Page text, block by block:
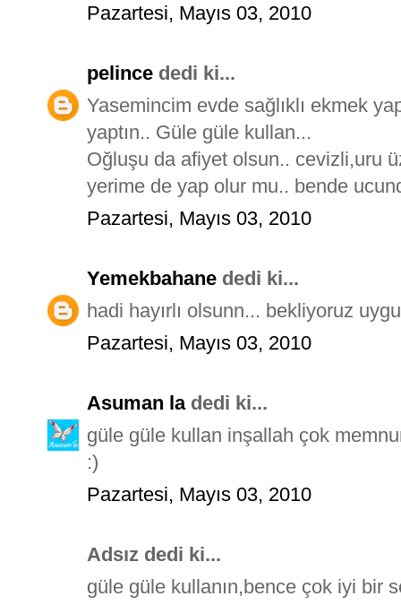
Pazartesi, Mayıs 03, 2010
pelince dedi ki...
Yasemincim evde sağlıklı ekmek
yaptın.. Güle güle kullan...
Oğluşu da afiyet olsun.. cevizli,uru
yerime de yap olur mu.. bende
Pazartesi, Mayıs 03, 2010
Yemekbahane dedi ki...
hadi hayırlı olsunn... bekliyoruz
Pazartesi, Mayıs 03, 2010
Asuman la dedi ki...
güle güle kullan inşallah çok
:)
Pazartesi, Mayıs 03, 2010
Adsız dedi ki...
güle güle kullanın,bence çok iyi bir